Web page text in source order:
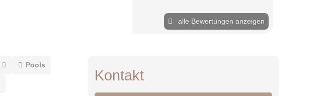
alle Bewertungen anzeigen
Pools
Kontakt